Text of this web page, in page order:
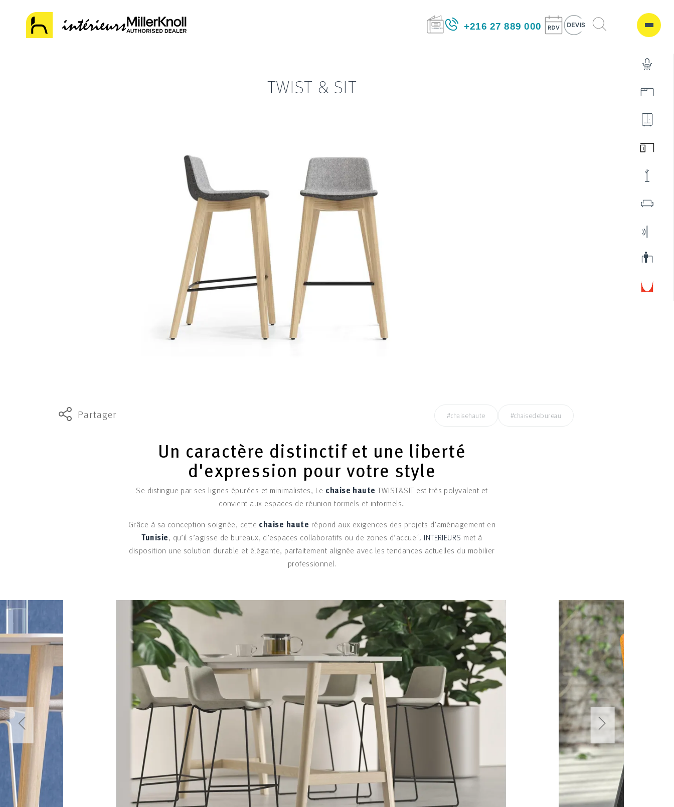
+216 27 889 000
TWIST & SIT
#chaisehaute #chaisedebureau
Partager
Un caractère distinctif et une liberté
d'expression pour votre style
Se distingue par ses lignes épurées et minimalistes, Le chaise haute TWIST&SIT est très polyvalent et
convient aux espaces de réunion formels et informels..
Grâce à sa conception soignée, cette chaise haute répond aux exigences des projets d’aménagement en
Tunisie, qu’il s’agisse de bureaux, d’espaces collaboratifs ou de zones d’accueil. INTERIEURS met à
disposition une solution durable et élégante, parfaitement alignée avec les tendances actuelles du mobilier
professionnel.